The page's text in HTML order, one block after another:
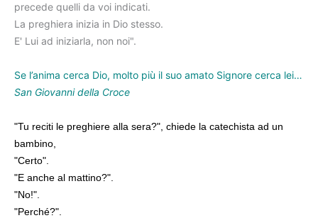
precede quelli da voi indicati.
La preghiera inizia in Dio stesso.
E' Lui ad iniziarla, non noi".
Se l’anima cerca Dio, molto più il suo amato Signore cerca lei…
San Giovanni della Croce
"Tu reciti le preghiere alla sera?", chiede la catechista ad un
bambino,
"Certo".
"E anche al mattino?".
"No!".
"Perché?".